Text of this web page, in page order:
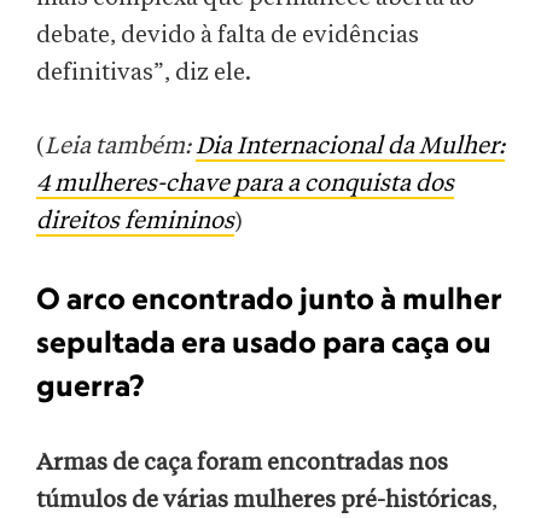
debate, devido à falta de evidências
definitivas”, diz ele.
(Leia também:Dia Internacional da Mulher:
4 mulheres-chave para a conquista dos
direitos femininos)
O arco encontrado junto à mulher
sepultada era usado para caça ou
guerra?
Armas de caça foram encontradas nos
túmulos de várias mulheres pré-históricas,